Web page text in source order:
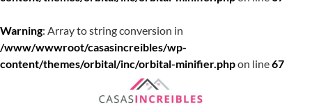
Warning: Array to string conversion in
/www/wwwroot/casasincreibles/wp-
content/themes/orbital/inc/orbital-minifier.phpon line67